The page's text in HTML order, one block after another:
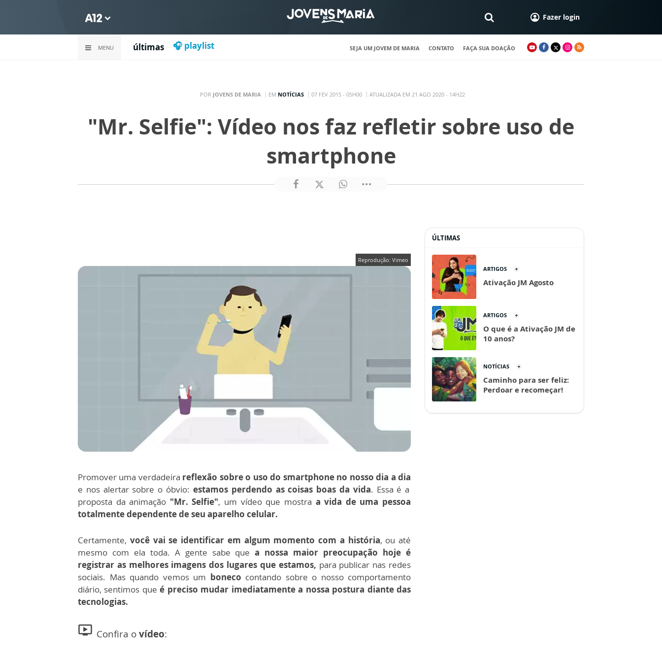
Fazer login
MENU últimas 🎧 playlist SEJA UM JOVEM DE MARIA CONTATO FAÇA SUA DOAÇÃO
POR JOVENS DE MARIA EM NOTÍCIAS 07 FEV 2015 - 05H00 ATUALIZADA EM 21 AGO 2020 - 14H22
"Mr. Selfie": Vídeo nos faz refletir sobre uso de
smartphone
Reprodução: Vimeo
Promover uma verdadeira reflexão sobre o uso do smartphone no nosso dia a dia
e nos alertar sobre o óbvio: estamos perdendo as coisas boas da vida. Essa é a
proposta da animação "Mr. Selfie", um vídeo que mostra a vida de uma pessoa
totalmente dependente de seu aparelho celular.
Certamente, você vai se identificar em algum momento com a história, ou até
mesmo com ela toda. A gente sabe quea nossa maior preocupação hoje é
registrar as melhores imagens dos lugares que estamos, para publicar nas redes
sociais. Mas quando vemos um boneco contando sobre o nosso comportamento
diário, sentimos queé preciso mudar imediatamente a nossa postura diante das
tecnologias.
ondemand_video Confira ovídeo:
ÚLTIMAS
ARTIGOS
Ativação JM Agosto
ARTIGOS
O que é a Ativação JM de
10 anos?
NOTÍCIAS
Caminho para ser feliz:
Perdoar e recomeçar!